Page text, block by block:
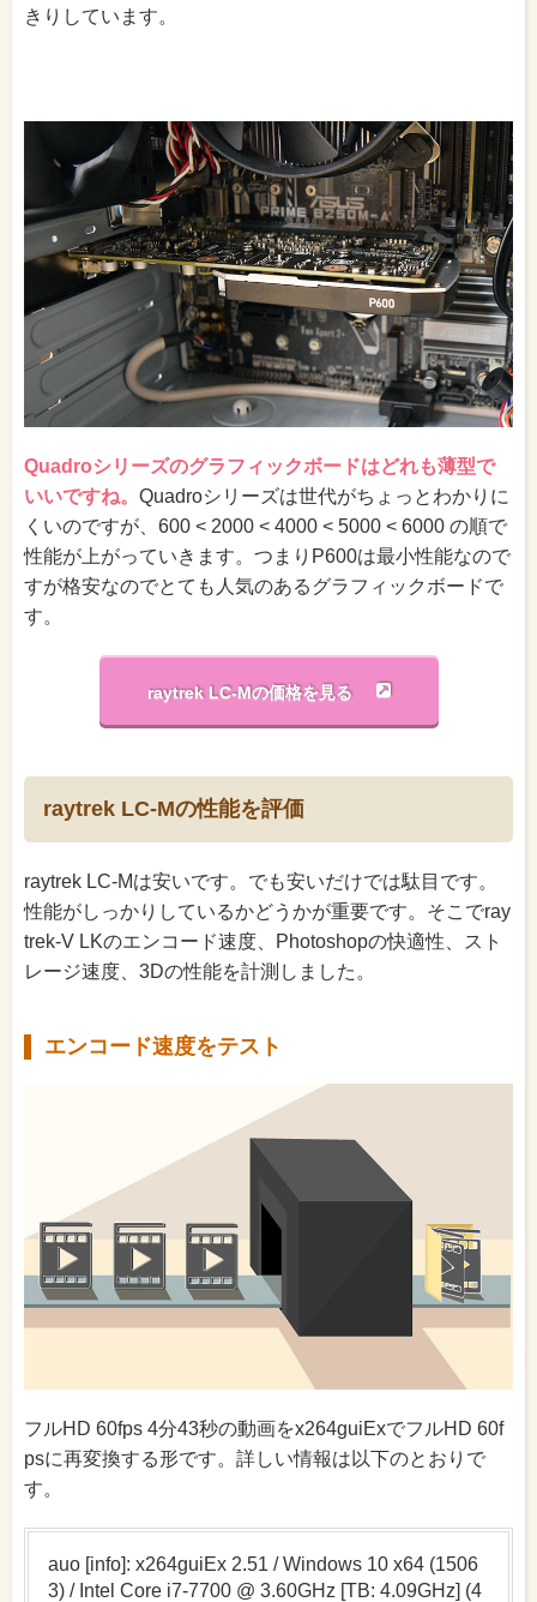
きりしています。
Quadroシリーズのグラフィックボードはどれも薄型で
いいですね。 Quadroシリーズは世代がちょっとわかりに
くいのですが、600 < 2000 < 4000 < 5000 < 6000 の順で
性能が上がっていきます。つまりP600は最小性能なので
すが格安なのでとても人気のあるグラフィックボードで
す。
raytrek LC-Mの価格を見る
raytrek LC-Mの性能を評価
raytrek LC-Mは安いです。でも安いだけでは駄目です。
性能がしっかりしているかどうかが重要です。そこでray
trek-V LKのエンコード速度、Photoshopの快適性、スト
レージ速度、3Dの性能を計測しました。
エンコード速度をテスト
フルHD 60fps 4分43秒の動画をx264guiExでフルHD 60f
psに再変換する形です。詳しい情報は以下のとおりで
す。
auo [info]: x264guiEx 2.51 / Windows 10 x64 (1506
3) / Intel Core i7-7700 @ 3.60GHz [TB: 4.09GHz] (4